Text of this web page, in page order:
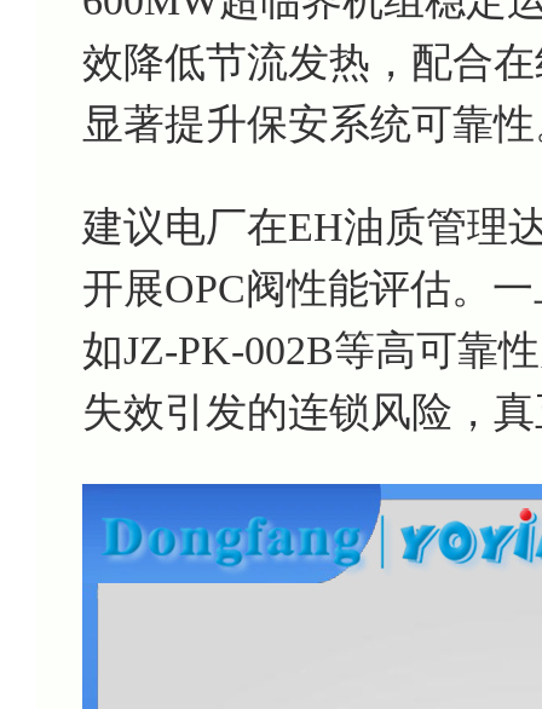
效降低节流发热，配合
显著提升保安系统可靠
建议电厂在EH油质管理
开展OPC阀性能评估。
如JZ-PK-002B等高可靠
失效引发的连锁风险，